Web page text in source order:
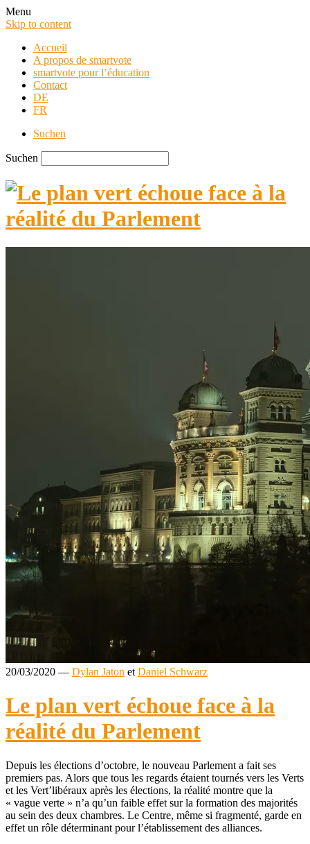
Menu
Skip to content
Accueil
A propos de smartvote
smartvote pour l’éducation
Contact
DE
FR
Suchen
Suchen
20/03/2020 — Dylan Jaton et Daniel Schwarz
Le plan vert échoue face à la
réalité du Parlement
Depuis les élections d’octobre, le nouveau Parlement a fait ses
premiers pas. Alors que tous les regards étaient tournés vers les Verts
et les Vert’libéraux après les élections, la réalité montre que la
« vague verte » n’a qu’un faible effet sur la formation des majorités
au sein des deux chambres. Le Centre, même si fragmenté, garde en
effet un rôle déterminant pour l’établissement des alliances.